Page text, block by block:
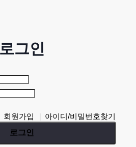
로그인
회원가입
아이디/비밀번호찾기
로그인